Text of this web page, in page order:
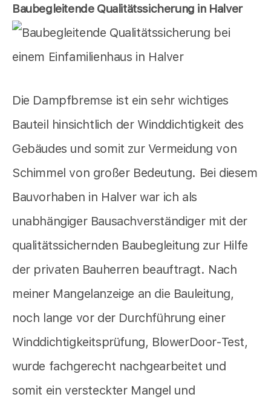
Baubegleitende Qualitätssicherung in Halver
Die Dampfbremse ist ein sehr wichtiges
Bauteil hinsichtlich der Winddichtigkeit des
Gebäudes und somit zur Vermeidung von
Schimmel von großer Bedeutung. Bei diesem
Bauvorhaben in Halver war ich als
unabhängiger Bausachverständiger mit der
qualitätssichernden Baubegleitung zur Hilfe
der privaten Bauherren beauftragt. Nach
meiner Mangelanzeige an die Bauleitung,
noch lange vor der Durchführung einer
Winddichtigkeitsprüfung, BlowerDoor-Test,
wurde fachgerecht nachgearbeitet und
somit ein versteckter Mangel und